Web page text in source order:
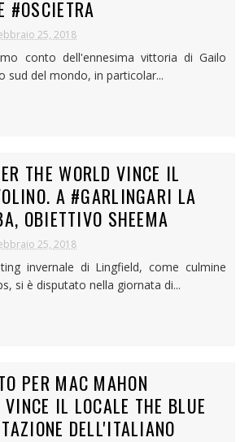
#OSCIETRA
25, 2018
conto dell'ennesima vittoria di Gailo
sud del mondo, in particolar...
THE WORLD VINCE IL
A #GARLINGARI LA
OBIETTIVO SHEEMA
25, 2018
invernale di Lingfield, come culmine
si è disputato nella giornata di...
PER MAC MAHON
IL LOCALE THE BLUE
DELL'ITALIANO